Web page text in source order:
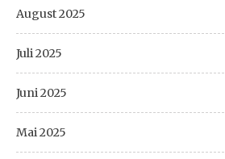
August 2025
Juli 2025
Juni 2025
Mai 2025